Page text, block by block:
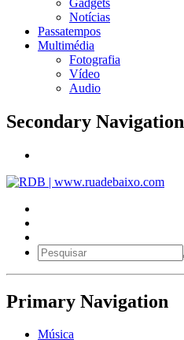
Notícias
Passatempos
Multimédia
Fotografia
Vídeo
Audio
Secondary Navigation
Primary Navigation
Música